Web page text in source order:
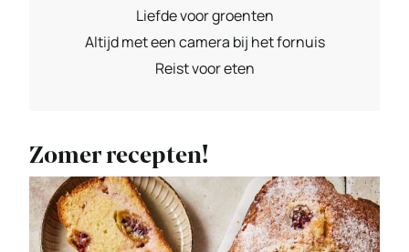
Liefde voor groenten
Altijd met een camera bij het fornuis
Reist voor eten
Zomer recepten!